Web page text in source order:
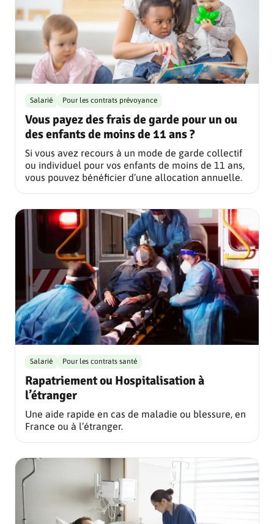
Vous payez des frais de garde pour un ou
des enfants de moins de 11 ans ?
Salarié Pour les contrats prévoyance
Si vous avez recours à un mode de garde collectif
ou individuel pour vos enfants de moins de 11 ans,
vous pouvez bénéficier d’une allocation annuelle.
Rapatriement ou Hospitalisation à
l’étranger
Salarié Pour les contrats santé
Une aide rapide en cas de maladie ou blessure, en
France ou à l’étranger.